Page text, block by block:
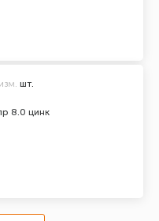
8.0 цинк
шт.